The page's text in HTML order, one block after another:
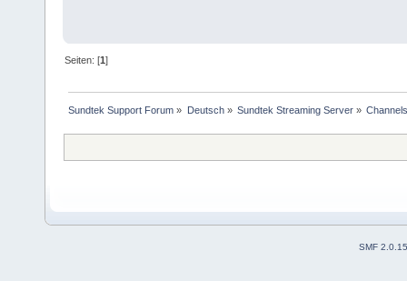
Seiten: [1]
Sundtek Support Forum » Deutsch» Sundtek Streaming Server»
SMF 2.0.15